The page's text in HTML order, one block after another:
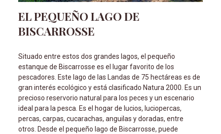
EL PEQUEÑO LAGO DE
BISCARROSSE
Situado entre estos dos grandes lagos, el pequeño
estanque de Biscarrosse es el lugar favorito de los
pescadores. Este lago de las Landas de 75 hectáreas es de
gran interés ecológico y está clasificado Natura 2000. Es un
precioso reservorio natural para los peces y un escenario
ideal para la pesca. Es el hogar de lucios, luciopercas,
percas, carpas, cucarachas, anguilas y doradas, entre
otros. Desde el pequeño lago de Biscarrosse, puede